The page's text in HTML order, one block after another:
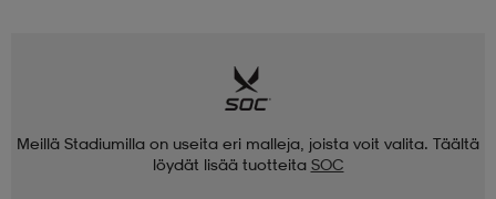
Meillä Stadiumilla on useita eri malleja, joista voit valita. Täältä
löydät lisää tuotteita SOC